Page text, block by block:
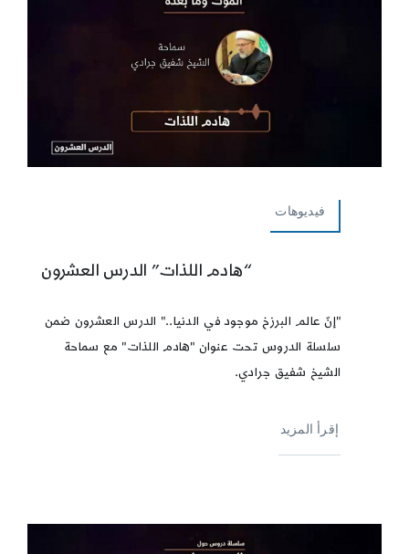
فيديوهات
“هادم اللذات” الدرس العشرون
"إنّ عالم البرزخ موجود في الدنيا.." الدرس العشرون ضمن
سلسلة الدروس تحت عنوان "هادم اللذات" مع سماحة
الشيخ شفيق جرادي.
إقرأ المزيد